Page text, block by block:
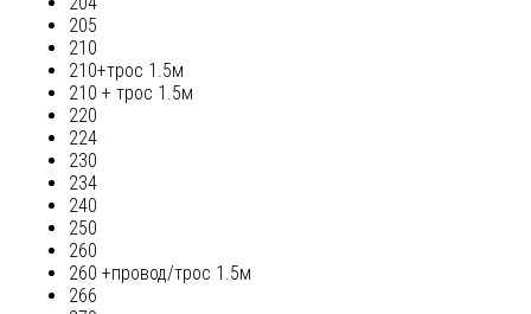
205
210
210+трос 1.5м
210 + трос 1.5м
220
224
230
234
240
250
260
260 +провод/трос 1.5м
266